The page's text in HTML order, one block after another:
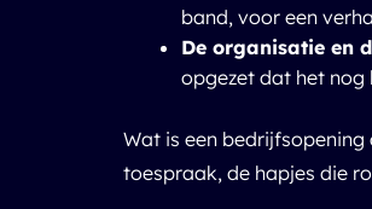
band, voor een
De organisatie en
opgezet dat het nog
Wat is een
toespraak, de hapjes die